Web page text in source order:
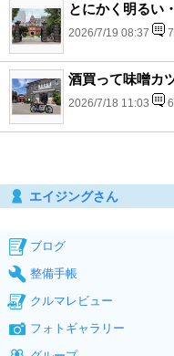
とにかく明る
2026/7/19 08:37 7
酒買って味噌カ
2026/7/18 11:03 6
エイジングさん
ブログ
整備手帳
クルマレビュー
フォトギャラリー